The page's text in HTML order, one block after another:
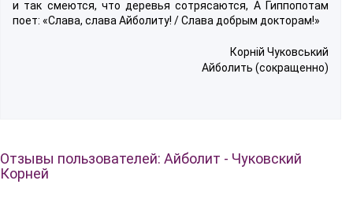
и так смеются, что деревья сотрясаются, А Гиппопотам
поет: «Слава, слава Айболиту! / Слава добрым докторам!»
Корній Чуковський
Айболить (сокращенно)
Отзывы пользователей: Айболит - Чуковский
Корней